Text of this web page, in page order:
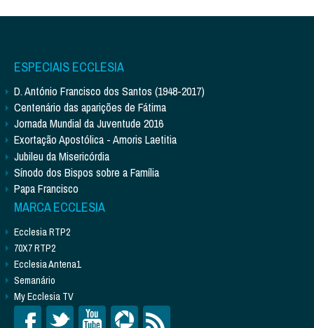
ESPECIAIS ECCLESIA
D. António Francisco dos Santos (1948-2017)
Centenário das aparições de Fátima
Jornada Mundial da Juventude 2016
Exortação Apostólica - Amoris Laetitia
Jubileu da Misericórdia
Sínodo dos Bispos sobre a Família
Papa Francisco
MARCA ECCLESIA
Ecclesia RTP2
70X7 RTP2
Ecclesia Antena1
Semanário
My Ecclesia TV